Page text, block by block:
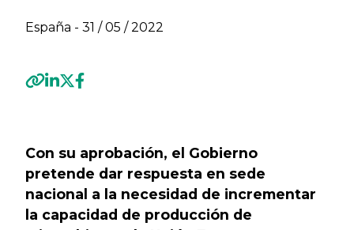
España - 31 / 05 / 2022
Con su aprobación, el Gobierno
pretende dar respuesta en sede
nacional a la necesidad de incrementar
la capacidad de producción de